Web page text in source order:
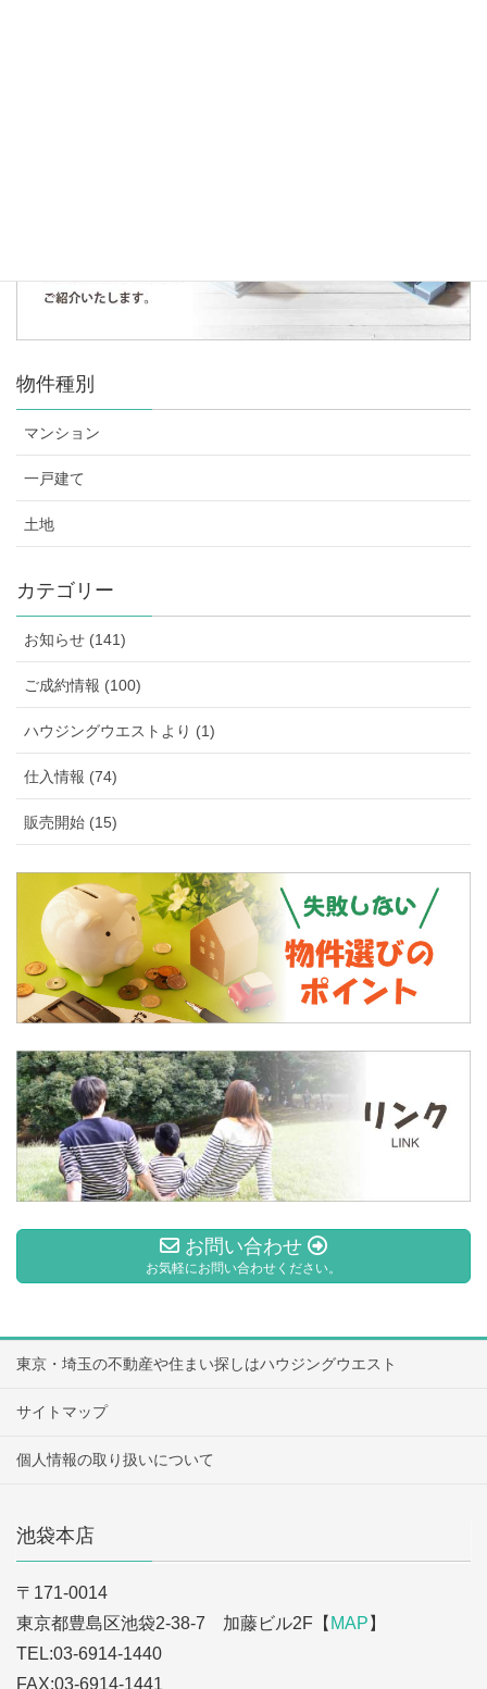
物件種別
マンション
一戸建て
土地
カテゴリー
お知らせ (141)
ご成約情報 (100)
ハウジングウエストより (1)
仕入情報 (74)
販売開始 (15)
お問い合わせ
お気軽にお問い合わせください。
東京・埼玉の不動産や住まい探しはハウジングウエスト
サイトマップ
個人情報の取り扱いについて
池袋本店
〒171-0014
東京都豊島区池袋2-38-7 加藤ビル2F【 MAP 】
TEL:03-6914-1440
FAX:03-6914-1441